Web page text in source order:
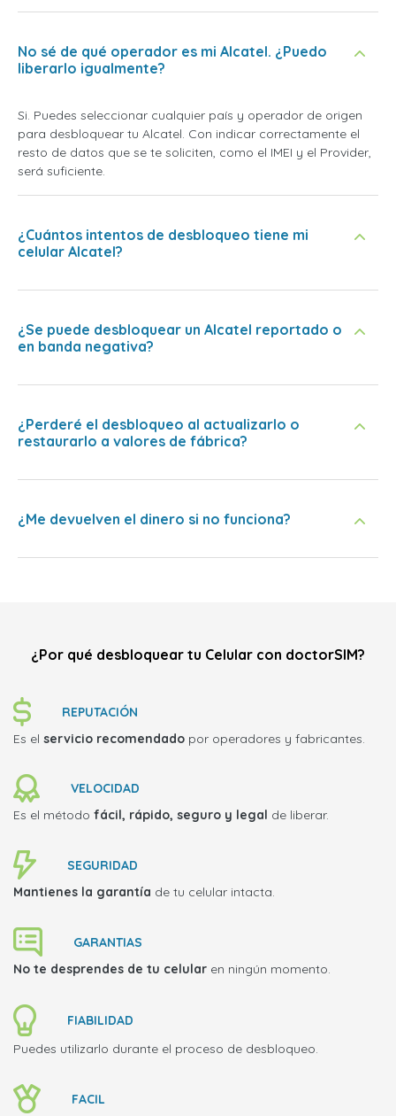
No sé de qué operador es mi Alcatel. ¿Puedo
liberarlo igualmente?
Si. Puedes seleccionar cualquier país y operador de origen
para desbloquear tu Alcatel. Con indicar correctamente el
resto de datos que se te soliciten, como el IMEI y el Provider,
será suficiente.
¿Cuántos intentos de desbloqueo tiene mi
celular Alcatel?
¿Se puede desbloquear un Alcatel reportado o
en banda negativa?
¿Perderé el desbloqueo al actualizarlo o
restaurarlo a valores de fábrica?
¿Me devuelven el dinero si no funciona?
¿Por qué desbloquear tu Celular con doctorSIM?
REPUTACIÓN
Es el servicio recomendado por operadores y fabricantes.
VELOCIDAD
Es el método fácil, rápido, seguro y legal de liberar.
SEGURIDAD
Mantienes la garantía de tu celular intacta.
GARANTIAS
No te desprendes de tu celular en ningún momento.
FIABILIDAD
Puedes utilizarlo durante el proceso de desbloqueo.
FACIL